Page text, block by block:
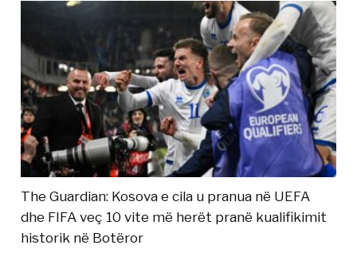
The Guardian: Kosova e cila u pranua në UEFA
dhe FIFA veç 10 vite më herët pranë kualifikimit
historik në Botëror